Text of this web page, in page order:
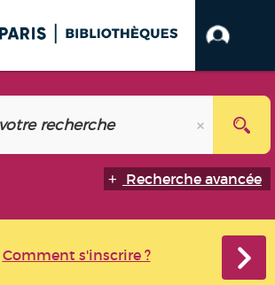
Recherche avancée
Comment s'inscrire ?